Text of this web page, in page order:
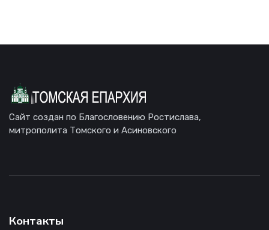
Сайт создан по Благословению Ростислава,
митрополита Томского и Асиновского
Контакты